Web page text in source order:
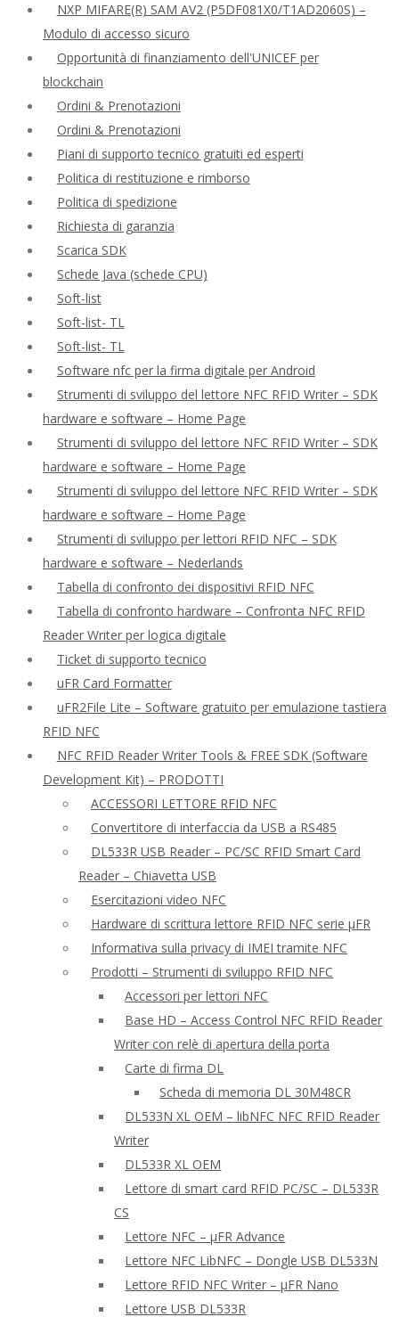
NXP MIFARE(R) SAM AV2 (P5DF081X0/T1AD2060S) –
Modulo di accesso sicuro
Opportunità di finanziamento dell'UNICEF per
blockchain
Ordini & Prenotazioni
Ordini & Prenotazioni
Piani di supporto tecnico gratuiti ed esperti
Politica di restituzione e rimborso
Politica di spedizione
Richiesta di garanzia
Scarica SDK
Schede Java (schede CPU)
Soft-list
Soft-list- TL
Soft-list- TL
Software nfc per la firma digitale per Android
Strumenti di sviluppo del lettore NFC RFID Writer – SDK
hardware e software – Home Page
Strumenti di sviluppo del lettore NFC RFID Writer – SDK
hardware e software – Home Page
Strumenti di sviluppo del lettore NFC RFID Writer – SDK
hardware e software – Home Page
Strumenti di sviluppo per lettori RFID NFC – SDK
hardware e software – Nederlands
Tabella di confronto dei dispositivi RFID NFC
Tabella di confronto hardware – Confronta NFC RFID
Reader Writer per logica digitale
Ticket di supporto tecnico
uFR Card Formatter
uFR2File Lite – Software gratuito per emulazione tastiera
RFID NFC
NFC RFID Reader Writer Tools & FREE SDK (Software
Development Kit) – PRODOTTI
ACCESSORI LETTORE RFID NFC
Convertitore di interfaccia da USB a RS485
DL533R USB Reader – PC/SC RFID Smart Card
Reader – Chiavetta USB
Esercitazioni video NFC
Hardware di scrittura lettore RFID NFC serie μFR
Informativa sulla privacy di IMEI tramite NFC
Prodotti – Strumenti di sviluppo RFID NFC
Accessori per lettori NFC
Base HD – Access Control NFC RFID Reader
Writer con relè di apertura della porta
Carte di firma DL
Scheda di memoria DL 30M48CR
DL533N XL OEM – libNFC NFC RFID Reader
Writer
DL533R XL OEM
Lettore di smart card RFID PC/SC – DL533R
CS
Lettore NFC – μFR Advance
Lettore NFC LibNFC – Dongle USB DL533N
Lettore RFID NFC Writer – μFR Nano
Lettore USB DL533R